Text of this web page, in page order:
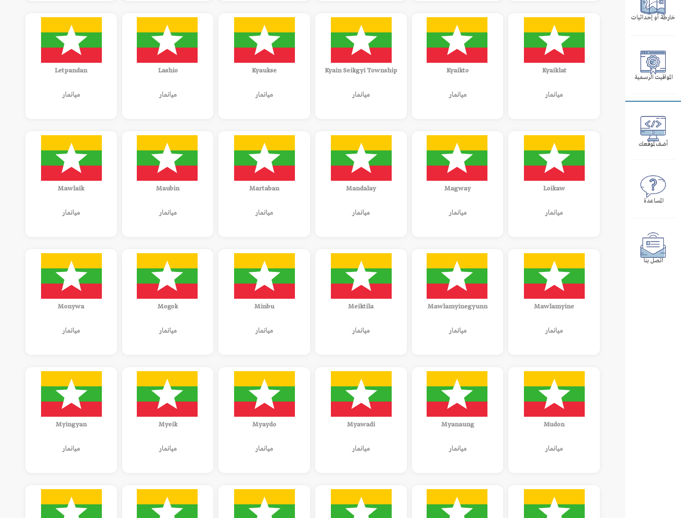
خارطة أو إحداثيات
المواقيت الرسمية
أضف لموقعك
المساعدة
اتصل بنا
Kyaiklat
ميانمار
Kyaikto
ميانمار
Kyain Seikgyi Township
ميانمار
Kyaukse
ميانمار
Lashio
ميانمار
Letpandan
ميانمار
Loikaw
ميانمار
Magway
ميانمار
Mandalay
ميانمار
Martaban
ميانمار
Maubin
ميانمار
Mawlaik
ميانمار
Mawlamyine
ميانمار
Mawlamyinegyunn
ميانمار
Meiktila
ميانمار
Minbu
ميانمار
Mogok
ميانمار
Monywa
ميانمار
Mudon
ميانمار
Myanaung
ميانمار
Myawadi
ميانمار
Myaydo
ميانمار
Myeik
ميانمار
Myingyan
ميانمار